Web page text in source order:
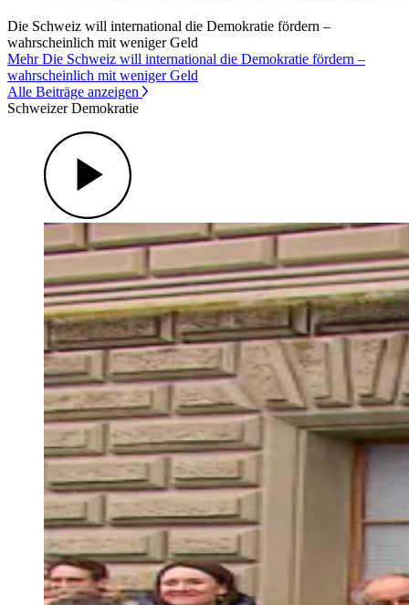
Die Schweiz will international die Demokratie fördern –
wahrscheinlich mit weniger Geld
Mehr Die Schweiz will international die Demokratie fördern –
wahrscheinlich mit weniger Geld
Alle Beiträge anzeigen
Schweizer Demokratie